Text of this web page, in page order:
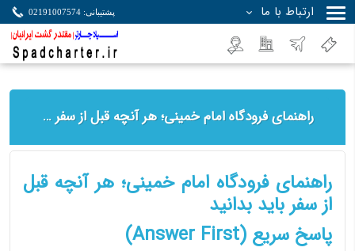
ارتباط با ما پشتیبانی: 02191007574
راهنمای فرودگاه امام خمینی؛ هر آنچه قبل از سفر باید بدانید
راهنمای فرودگاه امام خمینی؛ هر آنچه قبل
از سفر باید بدانید
پاسخ سریع (Answer First)